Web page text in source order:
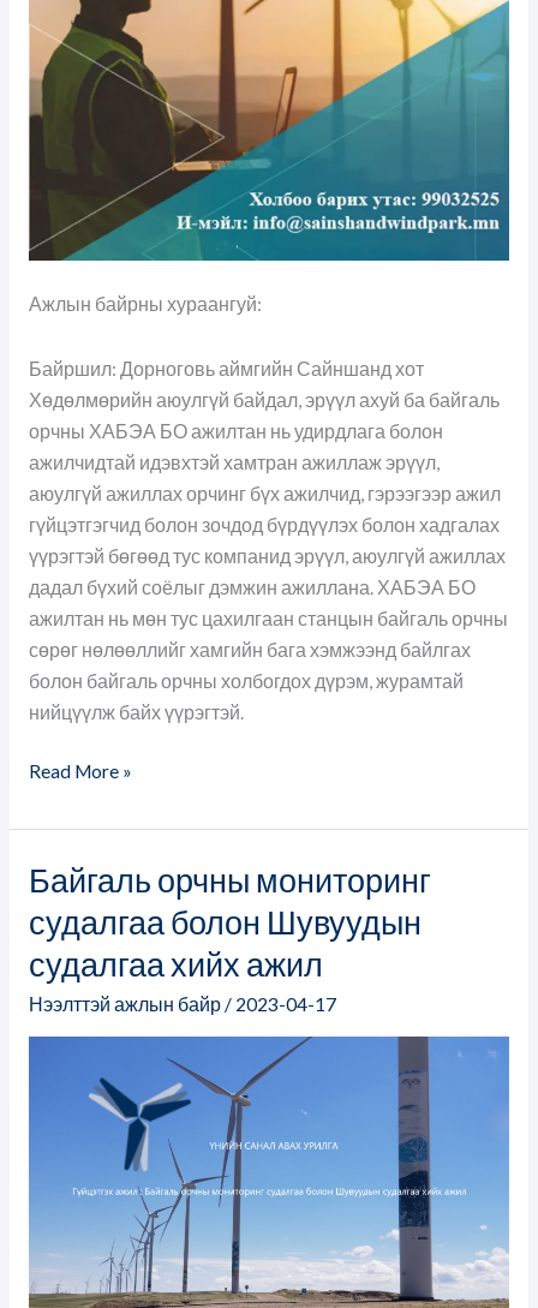
Ажлын байрны хураангуй:
Байршил: Дорноговь аймгийн Сайншанд хот
Хөдөлмөрийн аюулгүй байдал, эрүүл ахуй ба байгаль
орчны ХАБЭА БО ажилтан нь удирдлага болон
ажилчидтай идэвхтэй хамтран ажиллаж эрүүл,
аюулгүй ажиллах орчинг бүх ажилчид, гэрээгээр ажил
гүйцэтгэгчид болон зочдод бүрдүүлэх болон хадгалах
үүрэгтэй бөгөөд тус компанид эрүүл, аюулгүй ажиллах
дадал бүхий соёлыг дэмжин ажиллана. ХАБЭА БО
ажилтан нь мөн тус цахилгаан станцын байгаль орчны
сөрөг нөлөөллийг хамгийн бага хэмжээнд байлгах
болон байгаль орчны холбогдох дүрэм, журамтай
нийцүүлж байх үүрэгтэй.
Read More »
Байгаль орчны мониторинг
судалгаа болон Шувуудын
судалгаа хийх ажил
Нээлттэй ажлын байр/ 2023-04-17
Байгаль
мониторинг
судалгаа
болон